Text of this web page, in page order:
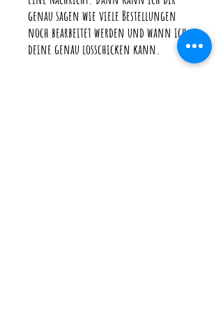
genau sagen wie viele Bestellungen
noch bearbeitet werden und wann ich
deine genau losschicken kann.